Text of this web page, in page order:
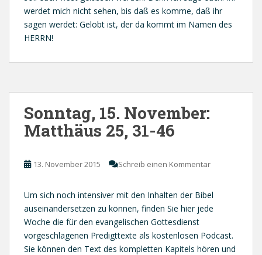
werdet mich nicht sehen, bis daß es komme, daß ihr
sagen werdet: Gelobt ist, der da kommt im Namen des
HERRN!
Sonntag, 15. November:
Matthäus 25, 31-46
13. November 2015 Schreib einen Kommentar
Um sich noch intensiver mit den Inhalten der Bibel
auseinandersetzen zu können, finden Sie hier jede
Woche die für den evangelischen Gottesdienst
vorgeschlagenen Predigttexte als kostenlosen Podcast.
Sie können den Text des kompletten Kapitels hören und